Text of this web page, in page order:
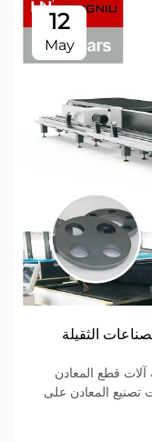
12
May
الثقيلة
آلات قطع المعادن
تصنيع المعادن على